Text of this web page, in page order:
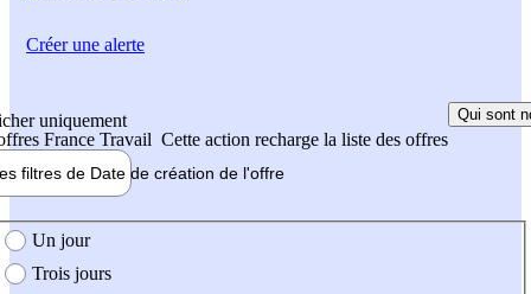
uniquement
France Travail Cette action recharge la liste des offres
Qui sont
filtres de Date de création de l'offre
création de l'offre
Un jour
Trois jours
Créer une alerte